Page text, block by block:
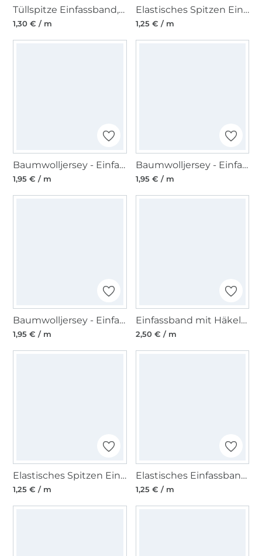
Tüllspitze Einfassband, 48 mm, rosa
1,30 € / m
Elastisches Spitzen Einfassband mit Stickerei, jeansblau 12 mm
1,25 € / m
Baumwolljersey - Einfassband quer, lila
1,95 € / m
Baumwolljersey - Einfassband quer, hellgrün
1,95 € / m
Baumwolljersey - Einfassband quer, bordeaux
1,95 € / m
Einfassband mit Häkelborte, grau 13 mm
2,50 € / m
Elastisches Spitzen Einfassband mit Stickerei dunkelgrau 12 mm
1,25 € / m
Elastisches Einfassband Blumenkante, wollweiss 14 mm
1,25 € / m